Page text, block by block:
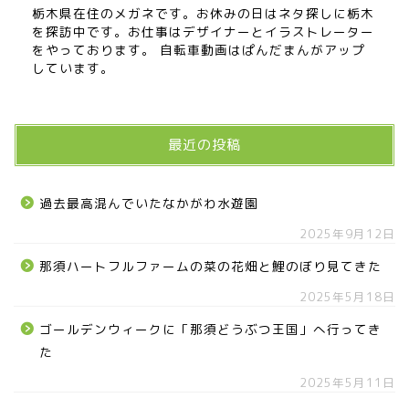
栃木県在住のメガネです。お休みの日はネタ探しに栃木
を探訪中です。お仕事はデザイナーとイラストレーター
をやっております。 自転車動画はぱんだまんがアップ
しています。
最近の投稿
過去最高混んでいたなかがわ水遊園
2025年9月12日
那須ハートフルファームの菜の花畑と鯉のぼり見てきた
2025年5月18日
ゴールデンウィークに「那須どうぶつ王国」へ行ってき
た
2025年5月11日